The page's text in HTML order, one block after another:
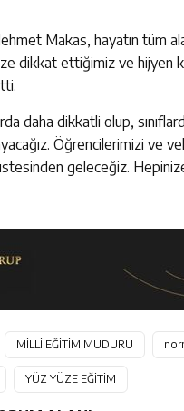
Makas, hayatın tüm
dikkat ettiğimiz ve hijyen
daha dikkatli olup,
Öğrencilerimizi ve
geleceğiz.
MİLLİ EĞİTİM MÜDÜRÜ
YÜZ YÜZE EĞİTİM